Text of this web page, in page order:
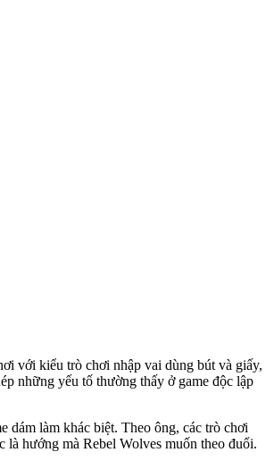
với kiểu trò chơi nhập vai dùng bút và giấy,
những yếu tố thường thấy ở game độc lập
dám làm khác biệt. Theo ông, các trò chơi
là hướng mà Rebel Wolves muốn theo đuổi.